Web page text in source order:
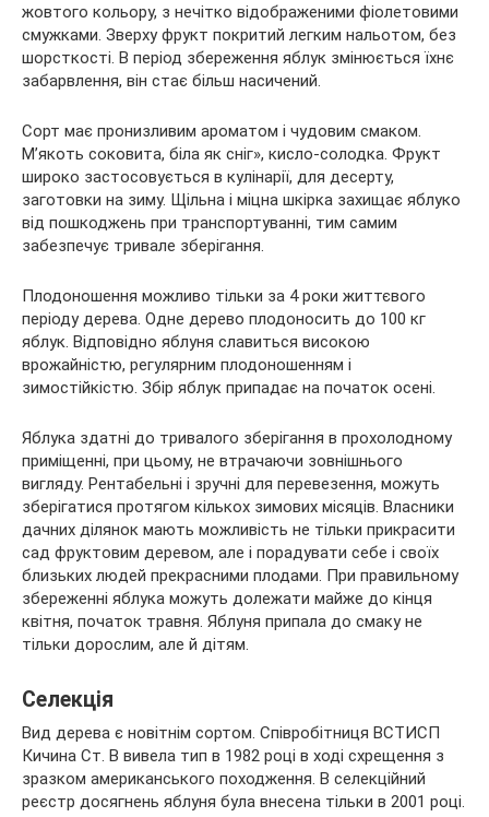
жовтого кольору, з нечітко відображеними фіолетовими
смужками. Зверху фрукт покритий легким нальотом, без
шорсткості. В період збереження яблук змінюється їхнє
забарвлення, він стає більш насичений.
Сорт має пронизливим ароматом і чудовим смаком.
М’якоть соковита, біла як сніг», кисло-солодка. Фрукт
широко застосовується в кулінарії, для десерту,
заготовки на зиму. Щільна і міцна шкірка захищає яблуко
від пошкоджень при транспортуванні, тим самим
забезпечує тривале зберігання.
Плодоношення можливо тільки за 4 роки життєвого
періоду дерева. Одне дерево плодоносить до 100 кг
яблук. Відповідно яблуня славиться високою
врожайністю, регулярним плодоношенням і
зимостійкістю. Збір яблук припадає на початок осені.
Яблука здатні до тривалого зберігання в прохолодному
приміщенні, при цьому, не втрачаючи зовнішнього
вигляду. Рентабельні і зручні для перевезення, можуть
зберігатися протягом кількох зимових місяців. Власники
дачних ділянок мають можливість не тільки прикрасити
сад фруктовим деревом, але і порадувати себе і своїх
близьких людей прекрасними плодами. При правильному
збереженні яблука можуть долежати майже до кінця
квітня, початок травня. Яблуня припала до смаку не
тільки дорослим, але й дітям.
Селекція
Вид дерева є новітнім сортом. Співробітниця ВСТИСП
Кичина Ст. В вивела тип в 1982 році в ході схрещення з
зразком американського походження. В селекційний
реєстр досягнень яблуня була внесена тільки в 2001 році.